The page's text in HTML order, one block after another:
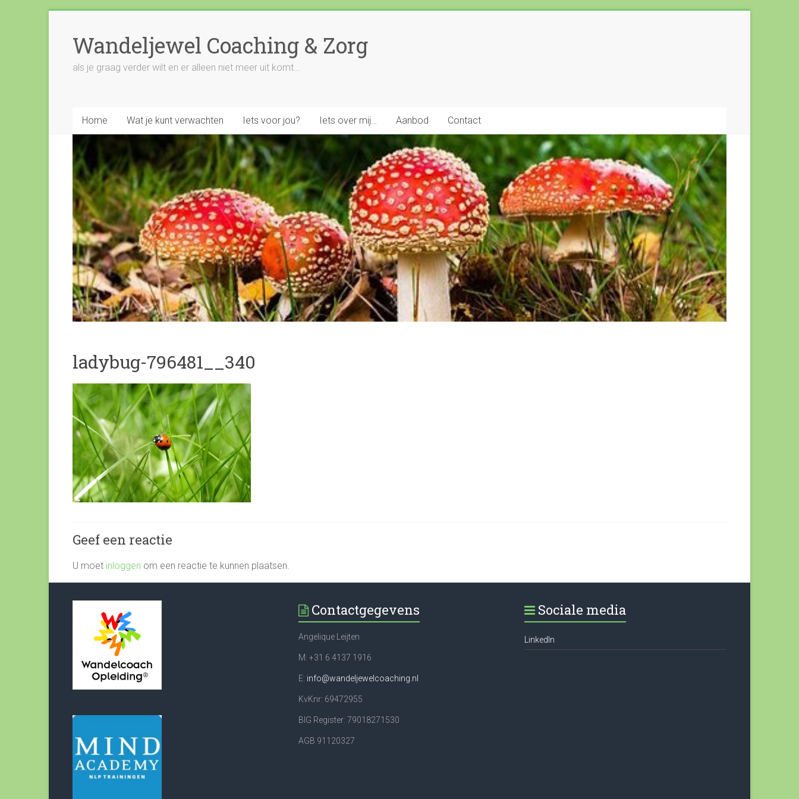
Wandeljewel Coaching & Zorg
als je graag verder wilt en er alleen niet meer uit komt…
Home Wat je kunt verwachten Iets voor jou? Iets over mij… Aanbod Contact
ladybug-796481__340
Geef een reactie
U moet inloggen om een reactie te kunnen plaatsen.
Contactgegevens
Angelique Leijten
M: +31 6 4137 1916
E: info@wandeljewelcoaching.nl
KvKnr: 69472955
BIG Register: 79018271530
AGB 91120327
Sociale media
LinkedIn